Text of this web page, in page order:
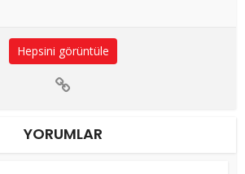
Hepsini görüntüle
YORUMLAR